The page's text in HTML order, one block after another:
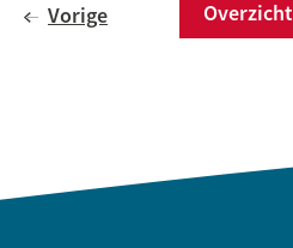
Overzicht
Vorige